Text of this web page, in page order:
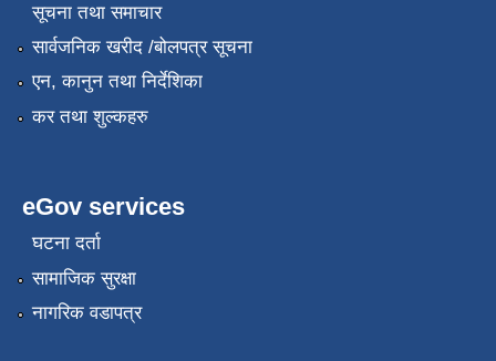
सूचना तथा समाचार
सार्वजनिक खरीद /बोलपत्र सूचना
एन, कानुन तथा निर्देशिका
कर तथा शुल्कहरु
eGov services
घटना दर्ता
सामाजिक सुरक्षा
नागरिक वडापत्र